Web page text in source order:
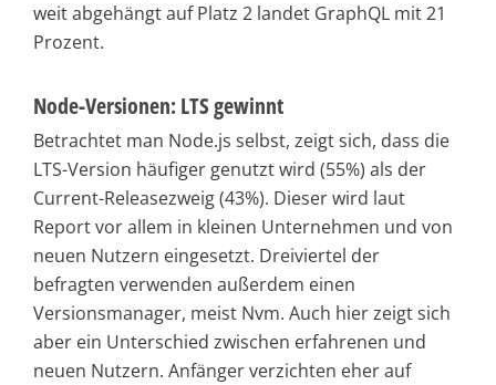
weit abgehängt auf Platz 2 landet GraphQL mit 21
Prozent.
Node-Versionen: LTS gewinnt
Betrachtet man Node.js selbst, zeigt sich, dass die
LTS-Version häufiger genutzt wird (55%) als der
Current-Releasezweig (43%). Dieser wird laut
Report vor allem in kleinen Unternehmen und von
neuen Nutzern eingesetzt. Dreiviertel der
befragten verwenden außerdem einen
Versionsmanager, meist Nvm. Auch hier zeigt sich
aber ein Unterschied zwischen erfahrenen und
neuen Nutzern. Anfänger verzichten eher auf